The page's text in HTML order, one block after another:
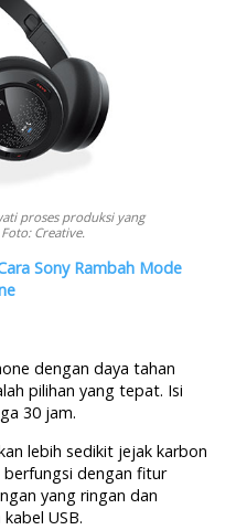
proses produksi yang
Creative.
Sony Rambah Mode
dengan daya tahan
pilihan yang tepat. Isi
30 jam.
lebih sedikit jejak karbon
berfungsi dengan fitur
yang ringan dan
USB.